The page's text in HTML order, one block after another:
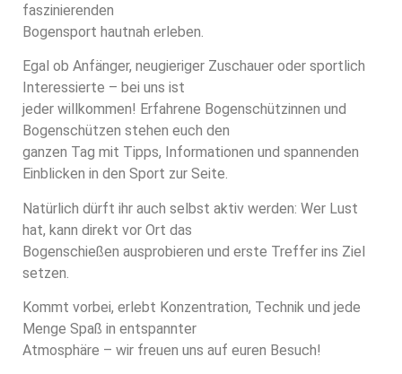
faszinierenden
Bogensport hautnah erleben.
Egal ob Anfänger, neugieriger Zuschauer oder sportlich
Interessierte – bei uns ist
jeder willkommen! Erfahrene Bogenschützinnen und
Bogenschützen stehen euch den
ganzen Tag mit Tipps, Informationen und spannenden
Einblicken in den Sport zur Seite.
Natürlich dürft ihr auch selbst aktiv werden: Wer Lust
hat, kann direkt vor Ort das
Bogenschießen ausprobieren und erste Treffer ins Ziel
setzen.
Kommt vorbei, erlebt Konzentration, Technik und jede
Menge Spaß in entspannter
Atmosphäre – wir freuen uns auf euren Besuch!